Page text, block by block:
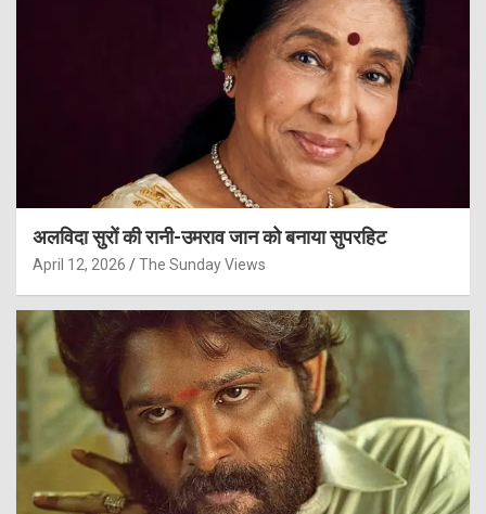
अलविदा सुरों की रानी-उमराव जान को बनाया सुपरहिट
April 12, 2026 The Sunday Views